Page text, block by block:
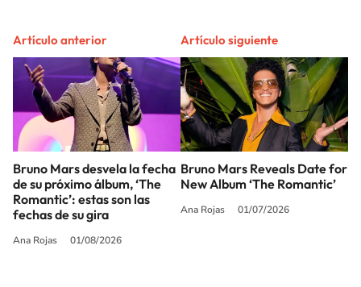
Artículo anterior
Bruno Mars desvela la fecha
de su próximo álbum, ‘The
Romantic’: estas son las
fechas de su gira
Ana Rojas 01/08/2026
Artículo siguiente
Bruno Mars Reveals Date for
New Album ‘The Romantic’
Ana Rojas 01/07/2026